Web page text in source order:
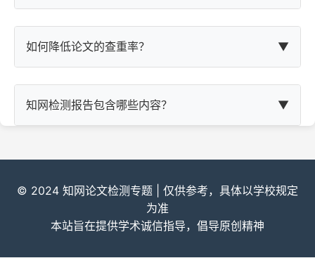
如何降低论文的查重率？ ▼
知网检测报告包含哪些内容？ ▼
© 2024 知网论文检测专题 | 仅供参考，具体以学校规定
为准
本站旨在提供学术诚信指导，倡导原创精神